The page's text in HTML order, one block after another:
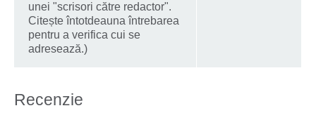
unei "scrisori către redactor".
Citește întotdeauna întrebarea
pentru a verifica cui se
adresează.)
Recenzie